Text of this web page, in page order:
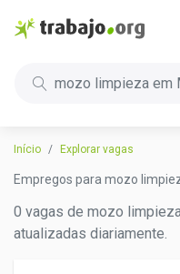
mozo limpieza em
Início Explorar vagas
Empregos para mozo
0 vagas de mozo
atualizadas diariamente.